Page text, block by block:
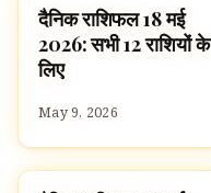
ज्योतिष
दैनिक राशिफल 18 मई
2026: सभी 12 राशियों के
लिए
May 9, 2026